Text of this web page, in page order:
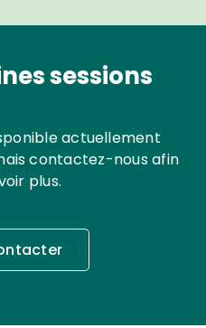
sessions
actuellement
contactez-nous afin
plus.